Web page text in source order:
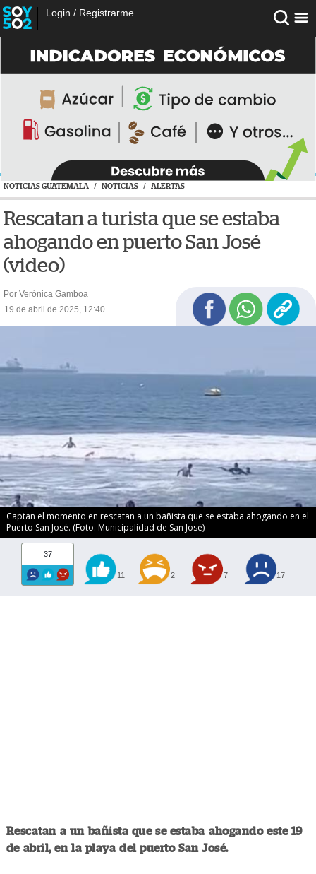
Login / Registrarme
NOTICIAS GUATEMALA / NOTICIAS / ALERTAS
Rescatan a turista que se estaba
ahogando en puerto San José
(video)
Por Verónica Gamboa
19 de abril de 2025, 12:40
Captan el momento en rescatan a un bañista que se estaba ahogando en el
Puerto San José. (Foto: Municipalidad de San José)
37
11 2 7 17
Rescatan a un bañista que se estaba ahogando este 19
de abril, en la playa del puerto San José.